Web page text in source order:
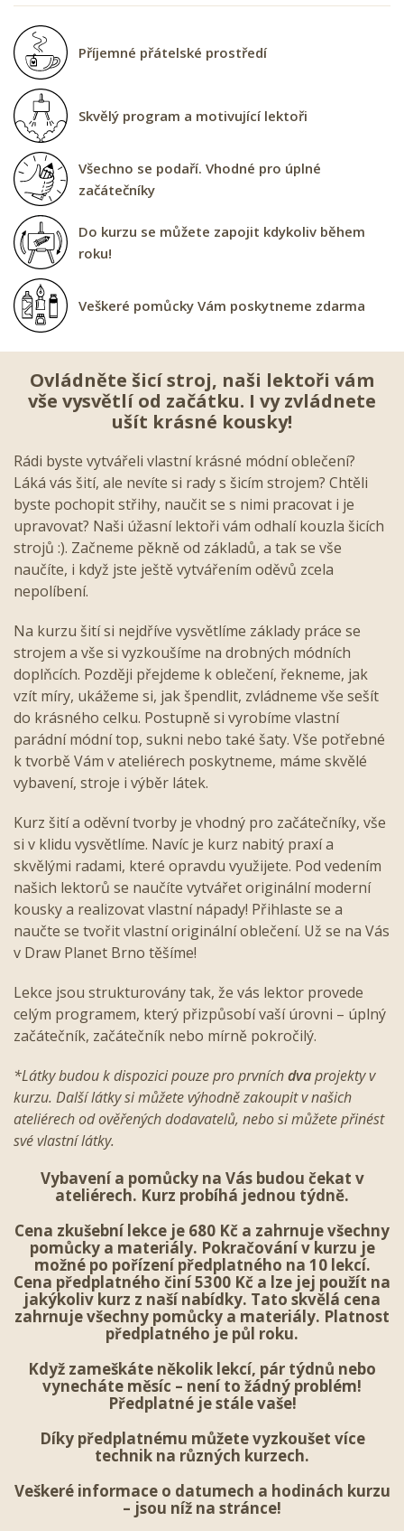
Příjemné přátelské prostředí
Skvělý program a motivující lektoři
Všechno se podaří. Vhodné pro úplné
začátečníky
Do kurzu se můžete zapojit kdykoliv během
roku!
Veškeré pomůcky Vám poskytneme zdarma
Ovládněte šicí stroj, naši lektoři vám
vše vysvětlí od začátku. I vy zvládnete
ušít krásné kousky!
Rádi byste vytvářeli vlastní krásné módní oblečení?
Láká vás šití, ale nevíte si rady s šicím strojem? Chtěli
byste pochopit střihy, naučit se s nimi pracovat i je
upravovat? Naši úžasní lektoři vám odhalí kouzla šicích
strojů :). Začneme pěkně od základů, a tak se vše
naučíte, i když jste ještě vytvářením oděvů zcela
nepolíbení.
Na kurzu šití si nejdříve vysvětlíme základy práce se
strojem a vše si vyzkoušíme na drobných módních
doplňcích. Později přejdeme k oblečení, řekneme, jak
vzít míry, ukážeme si, jak špendlit, zvládneme vše sešít
do krásného celku. Postupně si vyrobíme vlastní
parádní módní top, sukni nebo také šaty. Vše potřebné
k tvorbě Vám v ateliérech poskytneme, máme skvělé
vybavení, stroje i výběr látek.
Kurz šití a oděvní tvorby je vhodný pro začátečníky, vše
si v klidu vysvětlíme. Navíc je kurz nabitý praxí a
skvělými radami, které opravdu využijete. Pod vedením
našich lektorů se naučíte vytvářet originální moderní
kousky a realizovat vlastní nápady! Přihlaste se a
naučte se tvořit vlastní originální oblečení. Už se na Vás
v Draw Planet Brno těšíme!
Lekce jsou strukturovány tak, že vás lektor provede
celým programem, který přizpůsobí vaší úrovni – úplný
začátečník, začátečník nebo mírně pokročilý.
*Látky budou k dispozici pouze pro prvníchdvaprojekty v
kurzu. Další látky si můžete výhodně zakoupit v našich
ateliérech od ověřených dodavatelů, nebo si můžete přinést
své vlastní látky.
Vybavení a pomůcky na Vás budou čekat v
ateliérech. Kurz probíhá jednou týdně.
Cena zkušební lekce je 680 Kč a zahrnuje všechny
pomůcky a materiály. Pokračování v kurzu je
možné po pořízení předplatného na 10 lekcí.
Cena předplatného činí 5300 Kč a lze jej použít na
jakýkoliv kurz z naší nabídky. Tato skvělá cena
zahrnuje všechny pomůcky a materiály. Platnost
předplatného je půl roku.
Když zameškáte několik lekcí, pár týdnů nebo
vynecháte měsíc – není to žádný problém!
Předplatné je stále vaše!
Díky předplatnému můžete vyzkoušet více
technik na různých kurzech.
Veškeré informace o datumech a hodinách kurzu
– jsou níž na stránce!